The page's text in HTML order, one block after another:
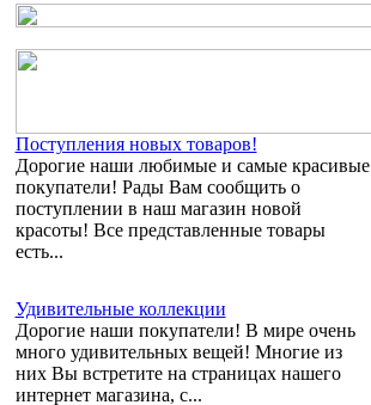
Поступления новых товаров!
Дорогие наши любимые и самые красивые
покупатели! Рады Вам сообщить о
поступлении в наш магазин новой
красоты! Все представленные товары
есть...
Удивительные коллекции
Дорогие наши покупатели! В мире очень
много удивительных вещей! Многие из
них Вы встретите на страницах нашего
интернет магазина, с...